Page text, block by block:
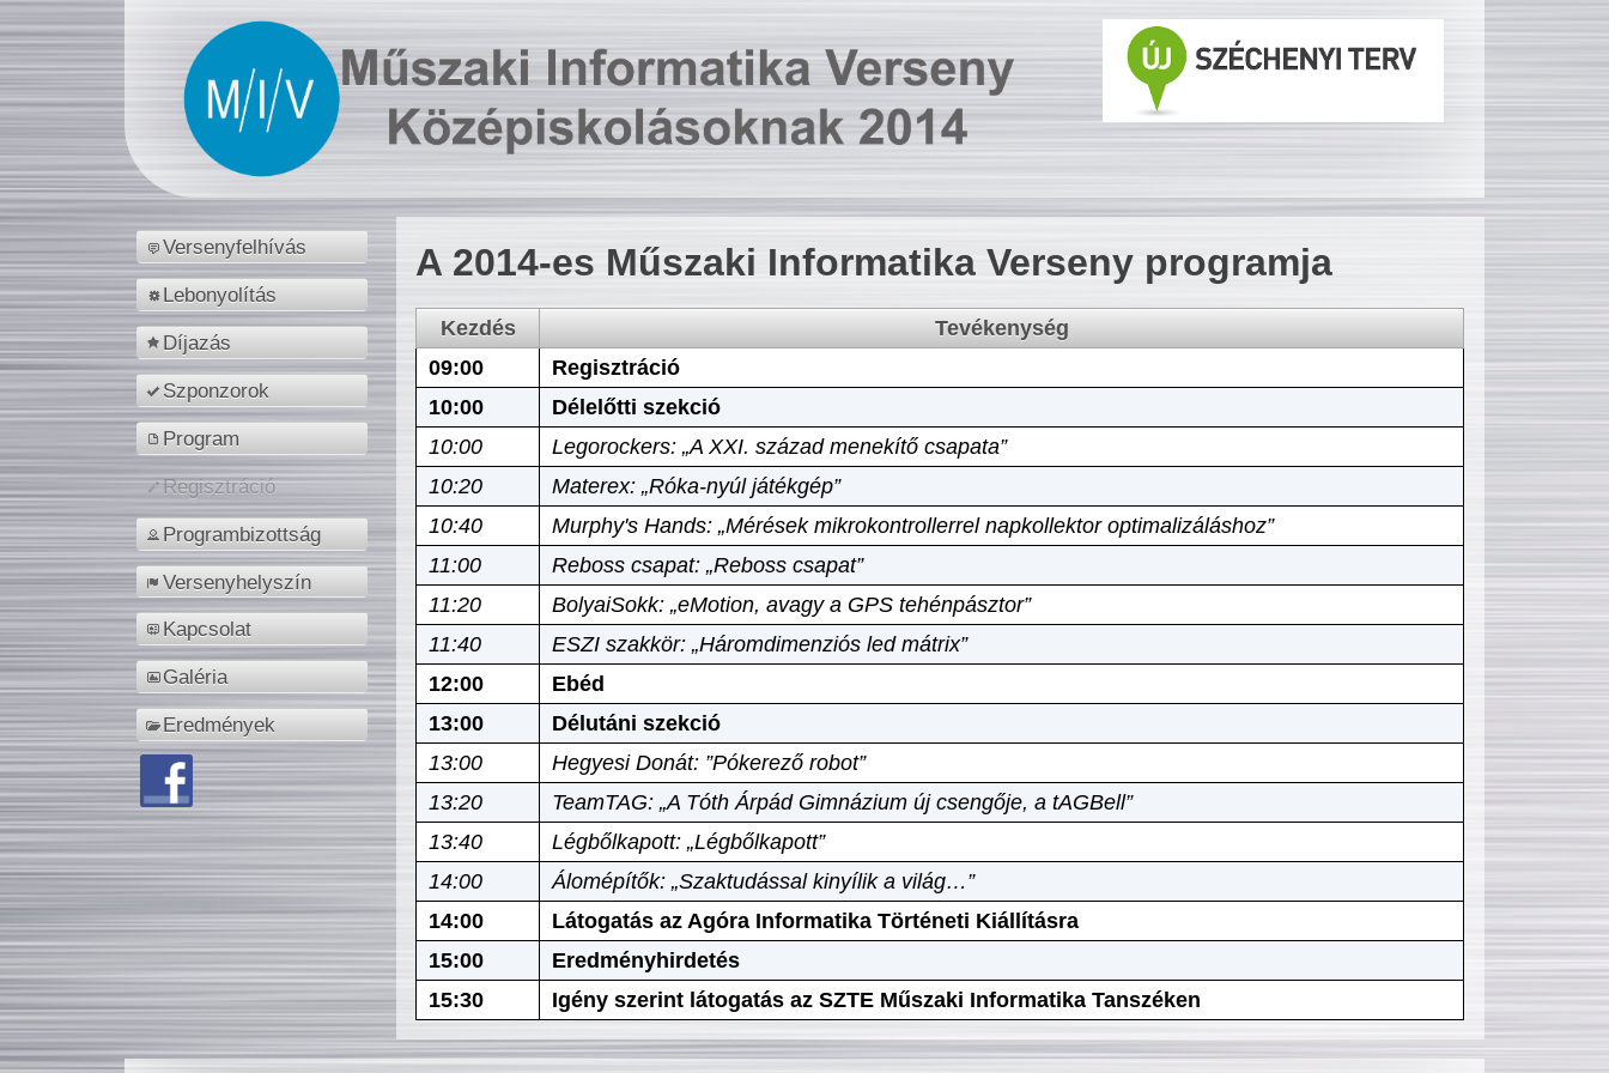
Versenyfelhívás
Lebonyolítás
Díjazás
Szponzorok
Program
Regisztráció
Programbizottság
Versenyhelyszín
Kapcsolat
Galéria
Eredmények
A 2014-es Műszaki Informatika Verseny programja
Kezdés
Tevékenység
09:00
Regisztráció
10:00
Délelőtti szekció
10:00
Legorockers: „A XXI. század menekítő csapata”
10:20
Materex: „Róka-nyúl játékgép”
10:40
Murphy's Hands: „Mérések mikrokontrollerrel napkollektor optimalizáláshoz”
11:00
Reboss csapat: „Reboss csapat”
11:20
BolyaiSokk: „eMotion, avagy a GPS tehénpásztor”
11:40
ESZI szakkör: „Háromdimenziós led mátrix”
12:00
Ebéd
13:00
Délutáni szekció
13:00
Hegyesi Donát: ”Pókerező robot”
13:20
TeamTAG: „A Tóth Árpád Gimnázium új csengője, a tAGBell”
13:40
Légbőlkapott: „Légbőlkapott”
14:00
Álomépítők: „Szaktudással kinyílik a világ…”
14:00
Látogatás az Agóra Informatika Történeti Kiállításra
15:00
Eredményhirdetés
15:30
Igény szerint látogatás az SZTE Műszaki Informatika Tanszéken